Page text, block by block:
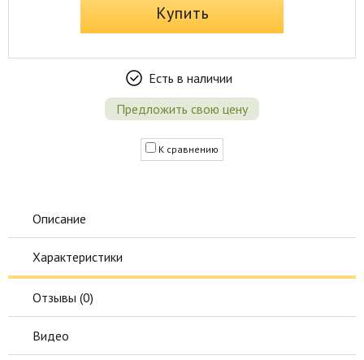
Купить
Есть в наличии
Предложить свою цену
К сравнению
Описание
Характеристики
Отзывы (0)
Видео